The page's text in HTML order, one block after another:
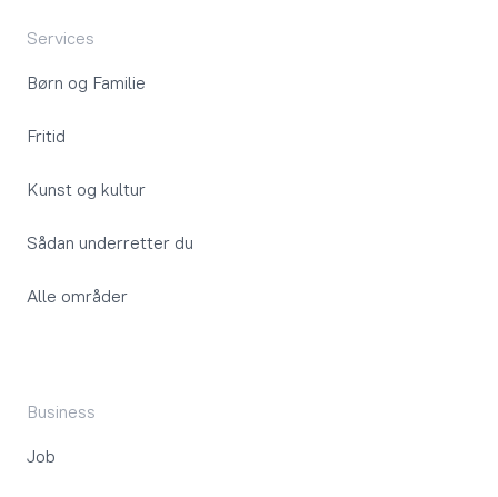
Services
Børn og Familie
Fritid
Kunst og kultur
Sådan underretter du
Alle områder
Business
Job